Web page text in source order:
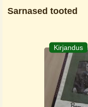
Sarnased tooted
Kirjandus